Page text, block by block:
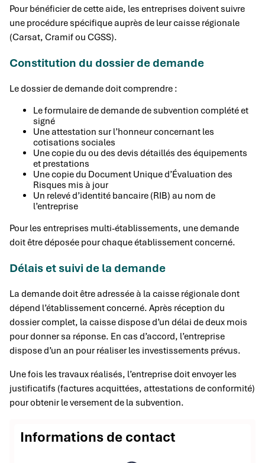
Pour bénéficier de cette aide, les entreprises doivent suivre
une procédure spécifique auprès de leur caisse régionale
(Carsat, Cramif ou CGSS).
Constitution du dossier de demande
Le dossier de demande doit comprendre :
Le formulaire de demande de subvention complété et
signé
Une attestation sur l’honneur concernant les
cotisations sociales
Une copie du ou des devis détaillés des équipements
et prestations
Une copie du Document Unique d’Évaluation des
Risques mis à jour
Un relevé d’identité bancaire (RIB) au nom de
l’entreprise
Pour les entreprises multi-établissements, une demande
doit être déposée pour chaque établissement concerné.
Délais et suivi de la demande
La demande doit être adressée à la caisse régionale dont
dépend l’établissement concerné. Après réception du
dossier complet, la caisse dispose d’un délai de deux mois
pour donner sa réponse. En cas d’accord, l’entreprise
dispose d’un an pour réaliser les investissements prévus.
Une fois les travaux réalisés, l’entreprise doit envoyer les
justificatifs (factures acquittées, attestations de conformité)
pour obtenir le versement de la subvention.
Informations de contact